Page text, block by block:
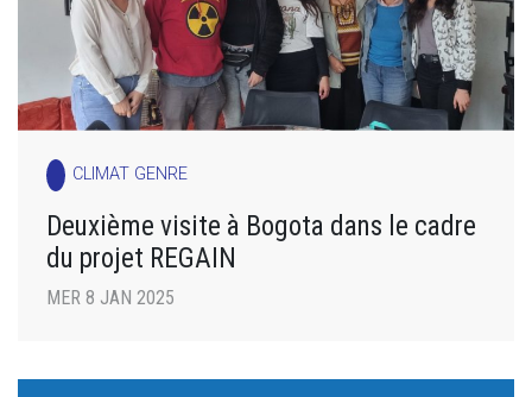
CLIMAT GENRE
Deuxième visite à Bogota dans le cadre
du projet REGAIN
MER 8 JAN 2025